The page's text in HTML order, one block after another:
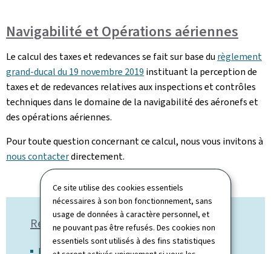
Ce site utilise des cookies essentiels
nécessaires à son bon fonctionnement, sans
usage de données à caractère personnel, et
ne pouvant pas être refusés. Des cookies non
essentiels sont utilisés à des fins statistiques
Navigabilité et Opérations aériennes
Le calcul des taxes et redevances se fait sur base du règlement
grand-ducal du 19 novembre 2019 instituant la perception de
taxes et de redevances relatives aux inspections et contrôles
techniques dans le domaine de la navigabilité des aéronefs et
des opérations aériennes.
Pour toute question concernant ce calcul, nous vous invitons à
nous contacterdirectement.
Référence légale:
Règlement grand-ducal du 1er août 2018